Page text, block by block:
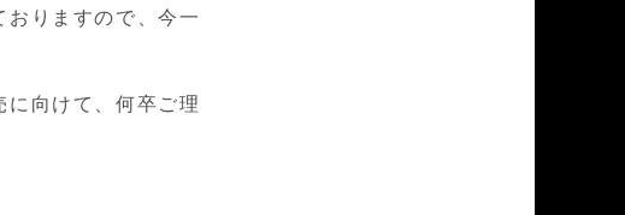
おりますので、今一
向けて、何卒ご理